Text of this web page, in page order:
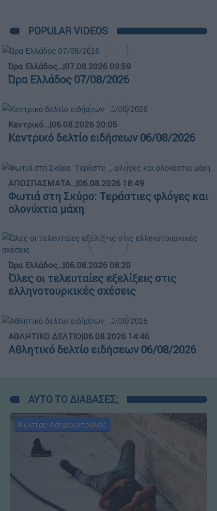
POPULAR VIDEOS
Ώρα Ελλάδος...|07.08.2026 09:59
Ώρα Ελλάδος 07/08/2026
Κεντρικό...|06.08.2026 20:05
Κεντρικό δελτίο ειδήσεων 06/08/2026
ΑΠΟΣΠΑΣΜΑΤΑ...|06.08.2026 18:49
Φωτιά στη Σκύρο: Τεράστιες φλόγες και
ολονύχτια μάχη
Ώρα Ελλάδος...|06.08.2026 08:20
Όλες οι τελευταίες εξελίξεις στις
ελληνοτουρκικές σχέσεις
ΑΘΛΗΤΙΚΟ ΔΕΛΤΙΟ|06.08.2026 14:46
Αθλητικό δελτίο ειδήσεων 06/08/2026
ΑΥΤΟ ΤΟ ΔΙΑΒΑΣΕΣ;
Κώστας Ασημακόπουλος